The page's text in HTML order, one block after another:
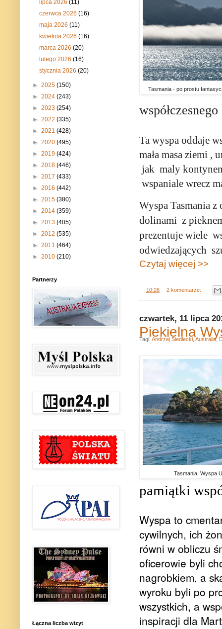
Tasmania - po prostu
Ta wyspa oddaje
mała masa ziemi ,
jak maly
wspaniale wrecz
Wyspa Tasmania z
dolinami z
prezentuje wiele
odwiedzających
Czytaj więcej >>
10:26 2 komentarze:
czwartek, 11 lipca
Piekielna
Tasmania. Wyspa
pamiątki
Wyspa to
cywilnych, ich
równi w obliczu
oficerowie byli
nagrobkiem, a
wyroku byli po
wszystkich, a
inspiracji dla
Tagi: Andrzej Siedlecki Australia,
lipca 2026(11)
czerwca 2026(16)
maja 2026(11)
kwietnia 2026(16)
marca 2026(20)
lutego 2026(16)
stycznia 2026(20)
► 2025 (150)
► 2024 (243)
► 2023 (254)
► 2022 (335)
► 2021 (428)
► 2020 (495)
► 2019 (424)
► 2018 (446)
► 2017 (433)
► 2016 (442)
► 2015 (380)
► 2014 (359)
► 2013 (405)
► 2012 (535)
► 2011 (464)
► 2010 (210)
Partnerzy
Łączna liczba wizyt